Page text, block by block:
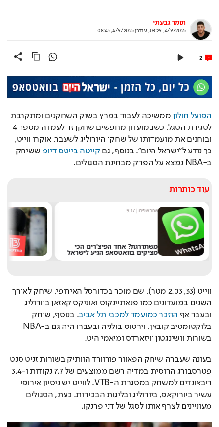
תומר גבעתי
4/9/2025, 08:29
, עודכן4/9/2025, 08:43
2
הפועל חולון
כך נודע ל"ישראל היום". בנוסף, גם קייטה בייטס דיופ
ב-NBA נמצא על הפרק מבחינת הסגולים.
עוד כותרות
שחר שפירו |
9:17
משתדרגת? אחד הפיצ'רים הכי
מציקים בוואטסאפ הגיע לישראל
ווייט (33, 2.03 מטר), שם מוכר בכדורסל האירופי, שיחק לאורך
ובעבר אף הוזכר כמועמד למכבי תל אביב
בשורות וושינגטון וויזארדס ומיאמי היט.
מעוניינים לצרף אותו לסגל של דני פרנקו.